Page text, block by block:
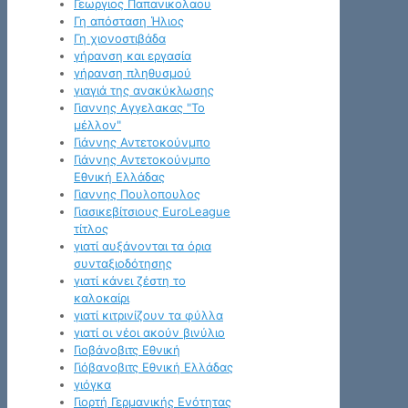
Γεωργιος Παπανικολαου
Γη απόσταση Ήλιος
Γη χιονοστιβάδα
γήρανση και εργασία
γήρανση πληθυσμού
γιαγιά της ανακύκλωσης
Γιαννης Αγγελακας "Το
μέλλον"
Γιάννης Αντετοκούνμπο
Γιάννης Αντετοκούνμπο
Εθνική Ελλάδας
Γιαννης Πουλοπουλος
Γιασικεβίτσιους EuroLeague
τίτλος
γιατί αυξάνονται τα όρια
συνταξιοδότησης
γιατί κάνει ζέστη το
καλοκαίρι
γιατί κιτρινίζουν τα φύλλα
γιατί οι νέοι ακούν βινύλιο
Γιοβάνοβιτς Εθνική
Γιόβανοβιτς Εθνική Ελλάδας
γιόγκα
Γιορτή Γερμανικής Ενότητας